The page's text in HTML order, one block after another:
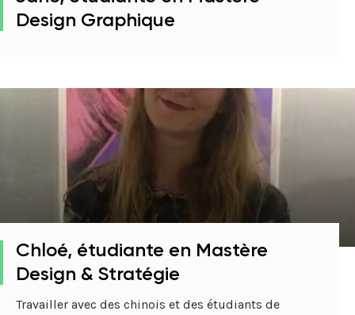
Design Graphique
Chloé, étudiante en Mastère
Design & Stratégie
Travailler avec des chinois et des étudiants de